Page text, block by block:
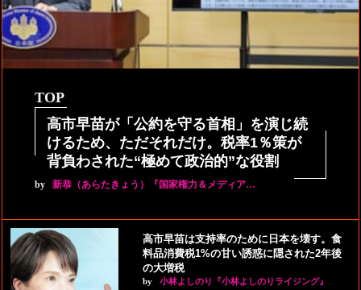
TOP
高市早苗が「公約を守る首相」を演じ続
けるため、ただそれだけ。税率1％策が
背負わされた“極めて政治的”な役割
by 新恭（あらたきょう）『国家権力＆メディア…
高市早苗は支持率のために日本を壊す。食
料品消費税1%の甘い誘惑に隠された2年後
の大増税
by 小林よしのり『小林よしのりライジング』